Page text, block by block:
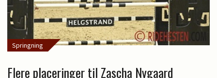
Springning
Flere placeringer til Zascha Nygaard